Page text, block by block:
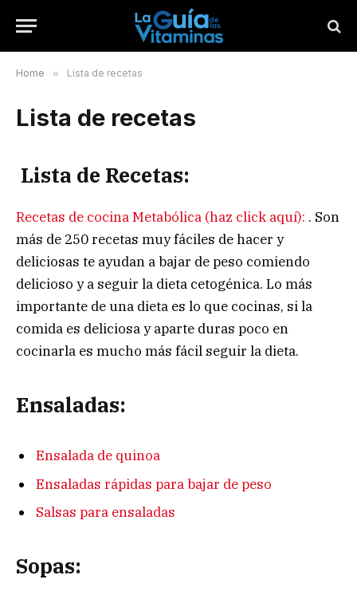
Home » Lista de recetas
Lista de recetas
Lista de Recetas:
Recetas de cocina Metabólica (haz click aquí): . Son
más de 250 recetas muy fáciles de hacer y
deliciosas te ayudan a bajar de peso comiendo
delicioso y a seguir la dieta cetogénica. Lo más
importante de una dieta es lo que cocinas, si la
comida es deliciosa y aparte duras poco en
cocinarla es mucho más fácil seguir la dieta.
Ensaladas:
Ensalada de quinoa
Ensaladas rápidas para bajar de peso
Salsas para ensaladas
Sopas: